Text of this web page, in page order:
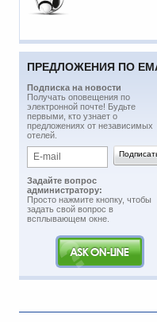
ПРЕДЛОЖЕНИЯ ПО
Подписка на новости
​Получать оповещения по
электронной почте! Будьте
первыми, кто узнает о
предложениях от независимых
отелей.
Задайте вопрос
администратору:
Просто нажмите кнопку, чтобы
задать свой вопрос в
всплывающем окне.